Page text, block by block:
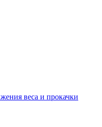
веса и прокачки